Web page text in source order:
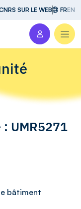
SUR LE WEB FREN
UMR5271
bâtiment